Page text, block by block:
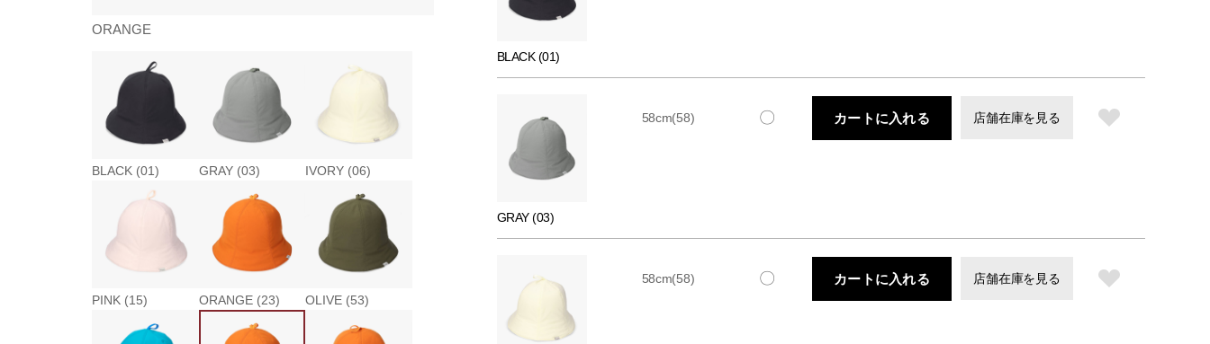
ORANGE
BLACK (01) GRAY (03) IVORY (06)
PINK (15) ORANGE (23) OLIVE (53)
BLACK (01)
GRAY (03)
58cm(58) 〇 カートに入れる 店舗在庫を見る
58cm(58) 〇 カートに入れる 店舗在庫を見る